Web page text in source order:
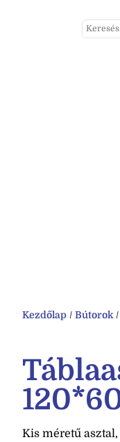
Kezdőlap / Bútorok /
Kis méretű